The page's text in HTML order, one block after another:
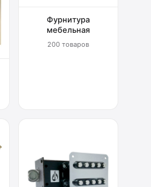
Фурнитура
мебельная
200 товаров